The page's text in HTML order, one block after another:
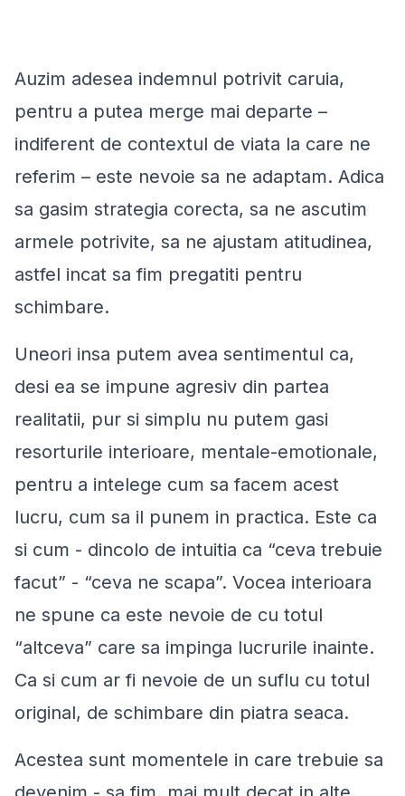
Auzim adesea indemnul potrivit caruia,
pentru a putea merge mai departe –
indiferent de contextul de viata la care ne
referim – este nevoie sa ne adaptam. Adica
sa gasim strategia corecta, sa ne ascutim
armele potrivite, sa ne ajustam atitudinea,
astfel incat sa fim pregatiti pentru
schimbare.
Uneori insa putem avea sentimentul ca,
desi ea se impune agresiv din partea
realitatii, pur si simplu nu putem gasi
resorturile interioare, mentale-emotionale,
pentru a intelege cum sa facem acest
lucru, cum sa il punem in practica. Este ca
si cum - dincolo de intuitia ca “ceva trebuie
facut” - “ceva ne scapa”. Vocea interioara
ne spune ca este nevoie de cu totul
“altceva” care sa impinga lucrurile inainte.
Ca si cum ar fi nevoie de un suflu cu totul
original, de schimbare din piatra seaca.
Acestea sunt momentele in care trebuie sa